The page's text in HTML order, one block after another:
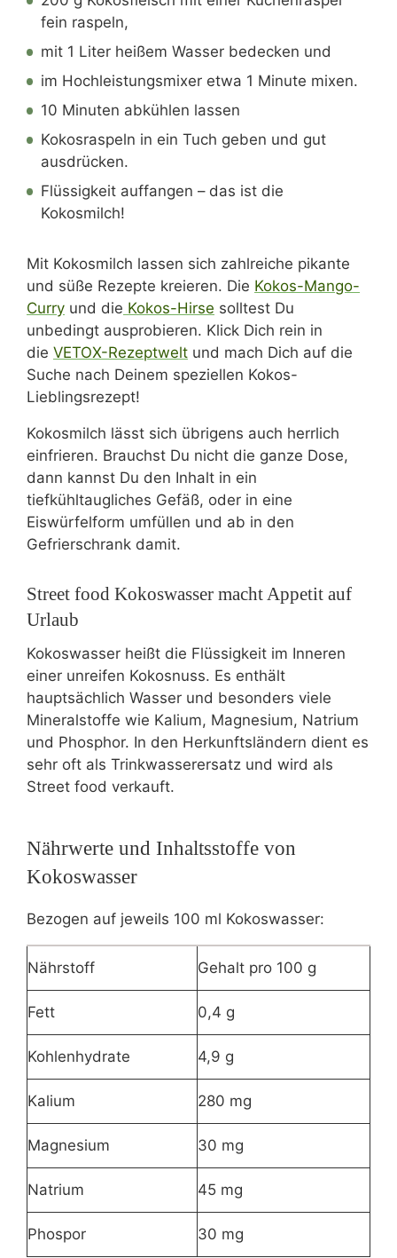
fein raspeln,
mit 1 Liter heißem Wasser bedecken und
im Hochleistungsmixer etwa 1 Minute mixen.
10 Minuten abkühlen lassen
Kokosraspeln in ein Tuch geben und gut
ausdrücken.
Flüssigkeit auffangen – das ist die
Kokosmilch!
Mit Kokosmilch lassen sich zahlreiche pikante
und süße Rezepte kreieren. Die Kokos-Mango-
Curry und die Kokos-Hirse solltest Du
unbedingt ausprobieren. Klick Dich rein in
die VETOX-Rezeptwelt und mach Dich auf die
Suche nach Deinem speziellen Kokos-
Lieblingsrezept!
Kokosmilch lässt sich übrigens auch herrlich
einfrieren. Brauchst Du nicht die ganze Dose,
dann kannst Du den Inhalt in ein
tiefkühltaugliches Gefäß, oder in eine
Eiswürfelform umfüllen und ab in den
Gefrierschrank damit.
Street food Kokoswasser macht Appetit auf
Urlaub
Kokoswasser heißt die Flüssigkeit im Inneren
einer unreifen Kokosnuss. Es enthält
hauptsächlich Wasser und besonders viele
Mineralstoffe wie Kalium, Magnesium, Natrium
und Phosphor. In den Herkunftsländern dient es
sehr oft als Trinkwasserersatz und wird als
Street food verkauft.
Nährwerte und Inhaltsstoffe von
Kokoswasser
Bezogen auf jeweils 100 ml Kokoswasser:
Nährstoff Gehalt pro 100 g
Fett 0,4 g
Kohlenhydrate 4,9 g
Kalium 280 mg
Magnesium 30 mg
Natrium 45 mg
Phospor 30 mg